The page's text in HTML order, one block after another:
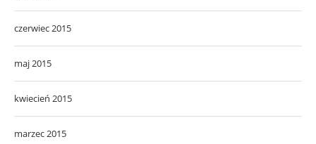
czerwiec 2015
maj 2015
kwiecień 2015
marzec 2015